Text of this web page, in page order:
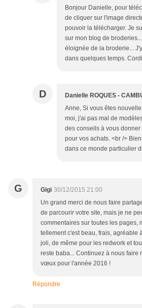
Bonjour Danielle, pour
de cliquer sur l'image
pouvoir la télécharger. Je
sur mon blog de
éloignée de la broderie...
dans quelques temps.
D Danielle ROQUES -
Anne, Si vous êtes
moi, j'ai pas mal de
des conseils à vous
pour vos achats. <br />
dans ce monde particulier
G Gigi 30/12/2015 21:00
Un grand merci de nous faire
de parcourir votre site, mais je ne
commentaires sur toutes les pages,
tellement c'est beau, frais, agréable
joli, de même pour les redwork et
reste baba... Continuez à nous faire
vœux pour l'année 2016 !
Répondre